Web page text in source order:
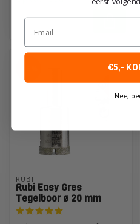
RUBI
Rubi Easy Gres
Tegelboor ø 20 mm
Email
€5,-
Nee,